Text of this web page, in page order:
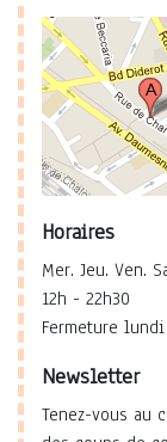
Horaires
Mer. Jeu. Ven.
12h - 22h30
Fermeture
Newsletter
Tenez-vous au